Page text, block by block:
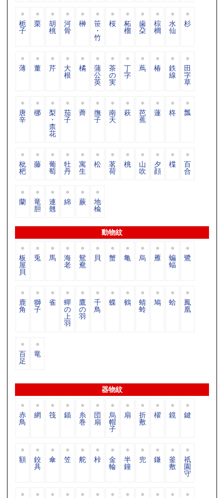
栀
子
栗 胡
桃
河
骨
榊 笹
・
竹
桜 柘
榴
歯
朶
棕
櫚
水
仙
杉
薄 董 芹 大
根
橘 蒲
公
英
茶
の
実
丁
字
蔦 椿 鉄
線
田
字
草
唐
辛
梛 梨
・
柰
花
茄
子
薺 撫
子
南
天
萩 芭
蕉
蓮 柊 瓢
枇
杷
藤 葡
萄
牡
丹
寓
生
松 茗
荷
桃 山
吹
夕
顔
楪 百
合
蘭 竜
胆
連
翹
綿 蕨 地
楡
動物紋
板
屋
貝
兎 馬 海
老
鴛
鴦
貝 蟹 亀 烏 雁 蝙
蝠
鷺
鹿
角
獅
子
雀 蟬
の
上
羽
鷹
の
羽
千
鳥
蝶 鶴 蜻
蛉
鳩 蛤 鳳
凰
百
足
竜
器物紋
赤
鳥
網 筏 錨 糸
巻
団
扇
烏
帽
子
扇 折
敷
櫂 鏡 鍵
額 鉸
具
傘 笠 舵 桛 金
輪
半
鐘
兜 鎌 釜
敷
祇
園
守